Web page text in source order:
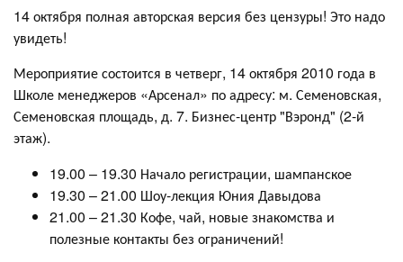
14 октября полная авторская версия без цензуры! Это надо
увидеть!
Мероприятие состоится в четверг, 14 октября 2010 года в
Школе менеджеров «Арсенал» по адресу: м. Семеновская,
Семеновская площадь, д. 7. Бизнес-центр "Вэронд" (2-й
этаж).
19.00 – 19.30 Начало регистрации, шампанское
19.30 – 21.00 Шоу-лекция Юния Давыдова
21.00 – 21.30 Кофе, чай, новые знакомства и
полезные контакты без ограничений!